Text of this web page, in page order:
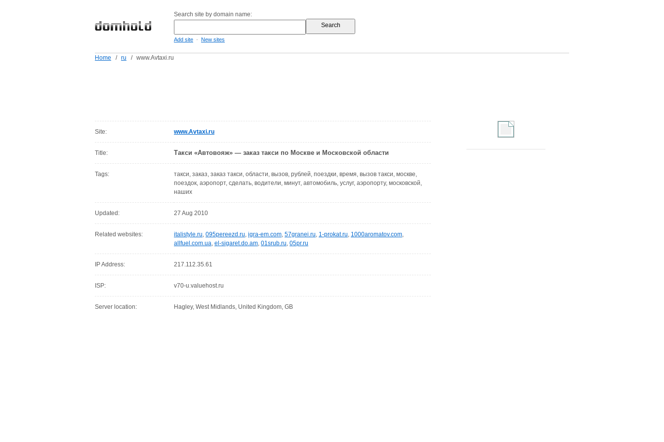
Search site by domain name:
Add site - New sites
Home / ru / www.Avtaxi.ru
Site: www.Avtaxi.ru
Title: Такси «Автовояж» — заказ такси по Москве и Московской области
Tags:
такси, заказ, заказ такси, области, вызов, рублей, поездки, время, вызов такси, москве,
поездок, аэропорт, сделать, водители, минут, автомобиль, услуг, аэропорту, московской,
наших
Updated: 27 Aug 2010
Related websites: italistyle.ru, 095pereezd.ru, igra-em.com, 57granei.ru, 1-prokat.ru, 1000aromatov.com,
allfuel.com.ua, el-sigaret.do.am, 01srub.ru, 05pr.ru
IP Address: 217.112.35.61
ISP: v70-u.valuehost.ru
Server location: Hagley, West Midlands, United Kingdom, GB